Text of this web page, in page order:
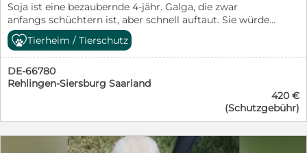
Soja ist eine bezaubernde 4-jähr. Galga, die zwar
anfangs schüchtern ist, aber schnell auftaut. Sie würde
sich über einen souveränen Ersthund in ihrem neuen
Zuhause. Wer hat für die Fussel-Schönheit noch ein
Plätzchen frei?!
Tierheim / Tierschutz
DE-66780
Rehlingen-Siersburg Saarland
420 €
(Schutzgebühr)